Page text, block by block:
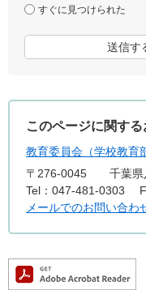
すぐに見つけられた
このページに関す
教育委員会（学校教育
〒276-0045
千葉
Tel：047-481-0303
メールでのお問い合わ